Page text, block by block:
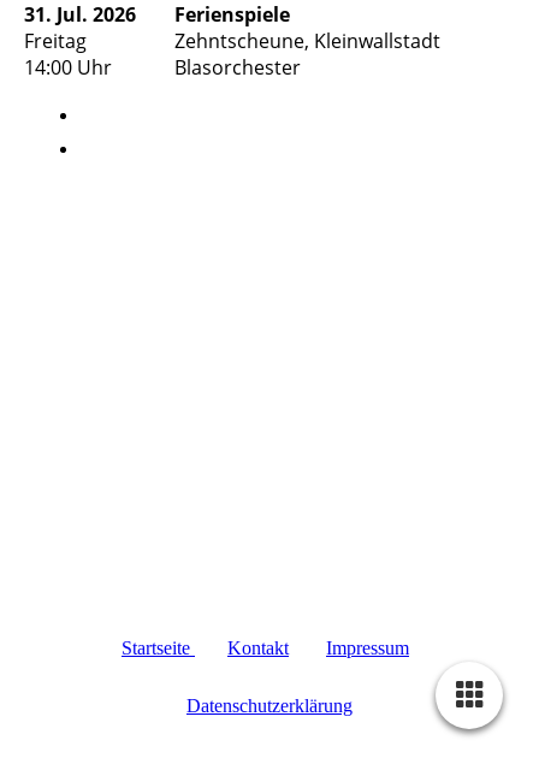
31. Jul. 2026
Freitag
14:00 Uhr
Ferienspiele
Zehntscheune, Kleinwallstadt
Blasorchester
Startseite Kontakt Impressum
Datenschutzerklärung